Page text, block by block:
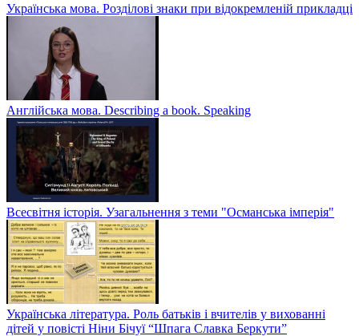
Українська мова. Розділові знаки при відокремленій прикладці
Англійська мова. Describing a book. Speaking
Всесвітня історія. Узагальнення з теми "Османська імперія"
Українська література. Роль батьків і вчителів у вихованні
дітей у повісті Ніни Бічуї “Шпага Славка Беркути”